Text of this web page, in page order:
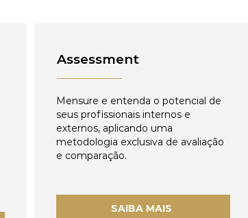
Assessment
Mensure e entenda o potencial de
seus profissionais internos e
externos, aplicando uma
metodologia exclusiva de avaliação
e comparação.
SAIBA MAIS